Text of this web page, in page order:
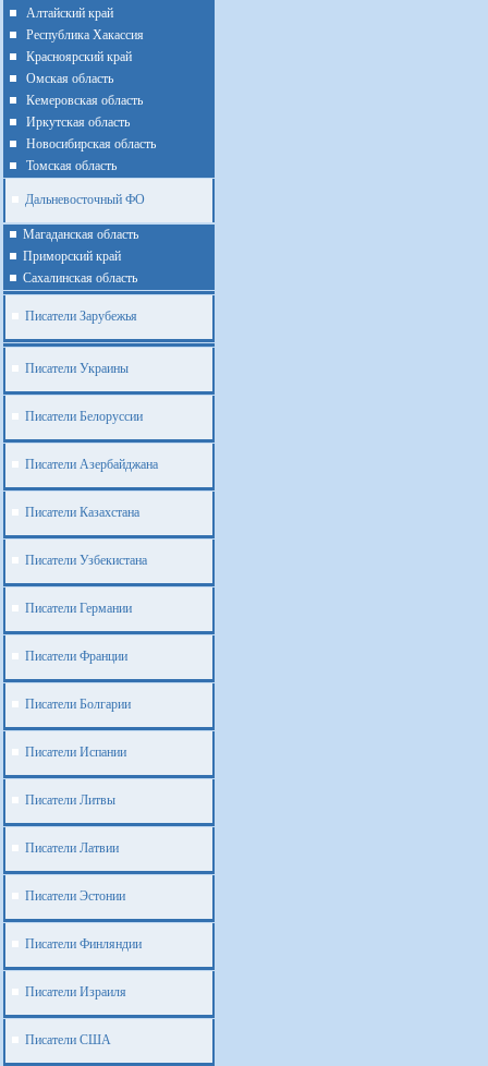
Алтайcкий край
Республика Хакассия
Красноярский край
Омская область
Кемеровская область
Иркутская область
Новосибирская область
Томская область
Дальневосточный ФО
Магаданская область
Приморский край
Cахалинская область
Писатели Зарубежья
Писатели Украины
Писатели Белоруссии
Писатели Азербайджана
Писатели Казахстана
Писатели Узбекистана
Писатели Германии
Писатели Франции
Писатели Болгарии
Писатели Испании
Писатели Литвы
Писатели Латвии
Писатели Эстонии
Писатели Финляндии
Писатели Израиля
Писатели США